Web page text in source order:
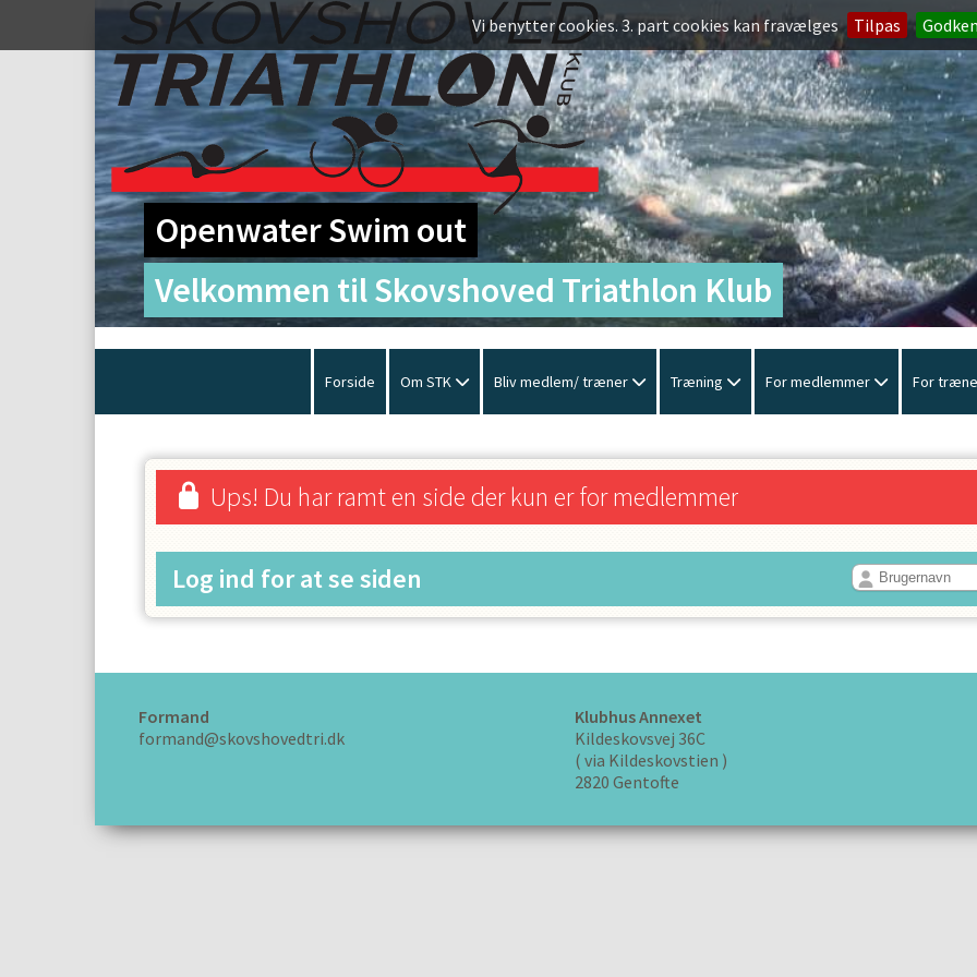
Vi benytter cookies. 3. part cookies kan fravælges Tilpas
Forside Om STK Bliv medlem/ træner Træning For medlemmer For
Openwater Swim out
Velkommen til Skovshoved Triathlon Klub
Ups! Du har ramt en side der kun er for medlemmer
Log ind for at se siden
Formand
formand@skovshovedtri.dk
Klubhus Annexet
Kildeskovsvej 36C
( via Kildeskovstien )
2820 Gentofte